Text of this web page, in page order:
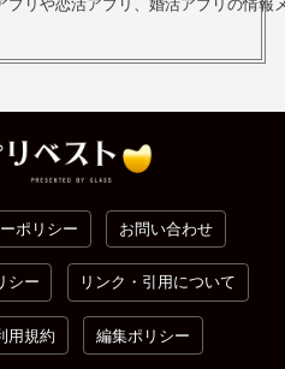
プリや恋活アプリ、婚活アプリの情
ポリシー お問い合わせ
シー リンク・引用について
用規約 編集ポリシー